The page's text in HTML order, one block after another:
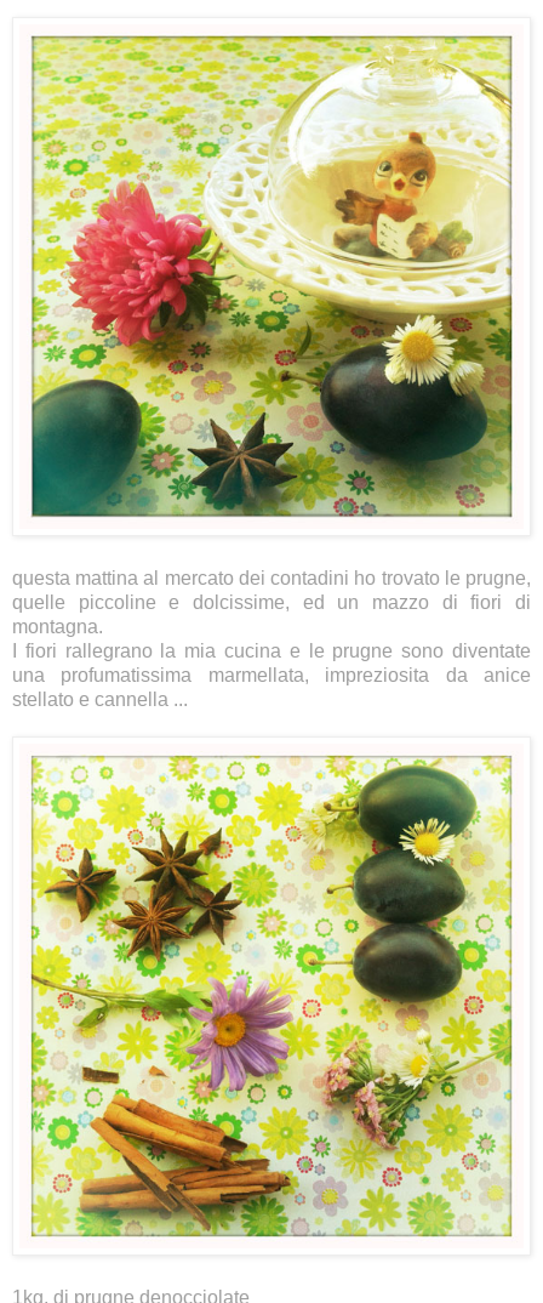
questa mattina al mercato dei contadini ho trovato le prugne,
quelle piccoline e dolcissime, ed un mazzo di fiori di
montagna.
I fiori rallegrano la mia cucina e le prugne sono diventate
una profumatissima marmellata, impreziosita da anice
stellato e cannella ...
1kg. di prugne denocciolate